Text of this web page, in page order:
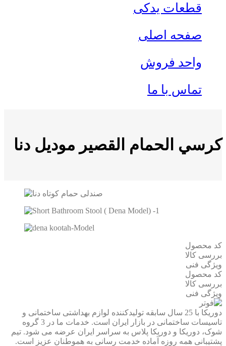
قطعات یدکی
صفحه اصلی
واحد فروش
تماس با ما
كرسي الحمام القصير موديل دنا
کد محصول
بررسی کالا
ویژگی فنی
کد محصول
بررسی کالا
ویژگی فنی
دوریکا با 25 سال سابقه تولیدکننده لوازم بهداشتی ساختمانی و
تاسیسات ساختمانی در بازار ایران است. خدمات ما در 3 گروه
شوک، دوریکا و دوریکا پلاس به سراسر ایران عرضه می شود. تیم
پشتیبانی همه روزه آماده خدمت رسانی به هموطنان عزیز است.